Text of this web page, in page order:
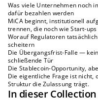
Was viele Unternehmen noch
dafür bezahlen werden
MiCA beginnt, institutionell
trennen, die noch wie Start-
Worauf Regulatoren
scheitern
Die Übergangsfrist-Falle —
schließende Tür
Die Stablecoin-Opportunity,
Die eigentliche Frage ist nicht,
Struktur die Zulassung trägt.
In dieser